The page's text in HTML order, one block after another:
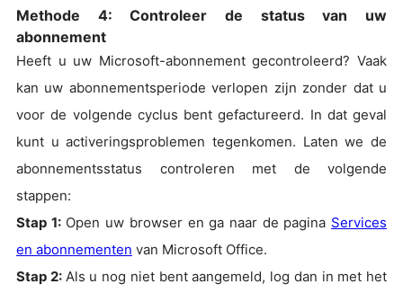
Methode 4: Controleer de status van uw
abonnement
Heeft u uw Microsoft-abonnement gecontroleerd? Vaak
kan uw abonnementsperiode verlopen zijn zonder dat u
voor de volgende cyclus bent gefactureerd. In dat geval
kunt u activeringsproblemen tegenkomen. Laten we de
abonnementsstatus controleren met de volgende
stappen:
Stap 1:Open uw browser en ga naar de pagina Services
en abonnementen van Microsoft Office.
Stap 2: Als u nog niet bent aangemeld, log dan in met het